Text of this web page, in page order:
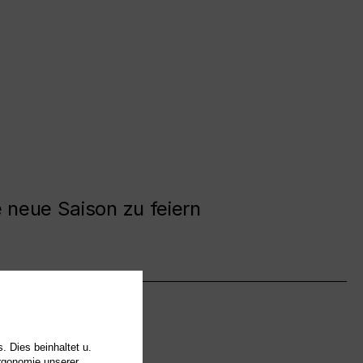
Saison zu feiern
Dies beinhaltet u.